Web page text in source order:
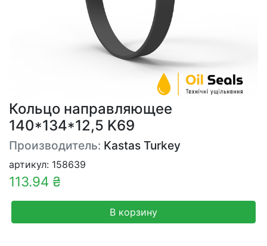
Кольцо направляющее
140*134*12,5 K69
Производитель: Kastas Turkey
артикул: 158639
113.94 ₴
В корзину